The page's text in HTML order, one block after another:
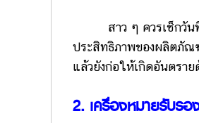
สาว ๆ ควรเช็กวันที่ผ
ประสิทธิภาพของผลิตภั
แล้วยังก่อให้เกิดอันตราย
2. เครื่องหมายรับรอ